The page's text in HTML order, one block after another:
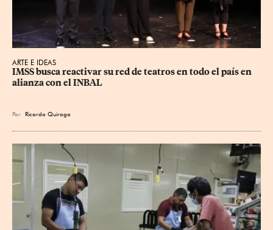
ARTE E IDEAS
IMSS busca reactivar su red de teatros en todo el país en
alianza con el INBAL
Por Ricardo Quiroga